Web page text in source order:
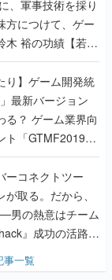
、軍事技術を採り
方につけて、ゲー
木 裕の功績【若ゲ
り】ゲーム開発統
最新バージョン
る？ ゲーム業界向
ト「GTMF2019」
めよう【PR】
ーコネクトツー
取る。だから、
男の熱意はチーム
』成功の活路を
山 洋に流れる血は
た【若ゲのいた
事一覧